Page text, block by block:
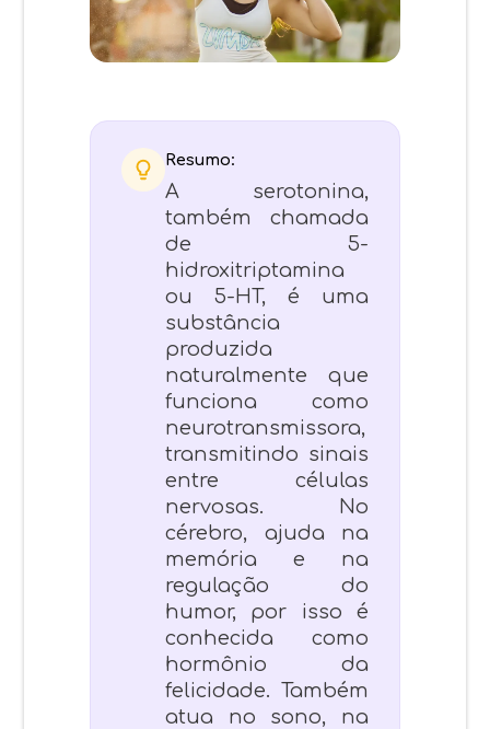
Resumo:
A serotonina,
também chamada
de 5-
hidroxitriptamina
ou 5-HT, é uma
substância
produzida
naturalmente que
funciona como
neurotransmissora,
transmitindo sinais
entre células
nervosas. No
cérebro, ajuda na
memória e na
regulação do
humor, por isso é
conhecida como
hormônio da
felicidade. Também
atua no sono, na